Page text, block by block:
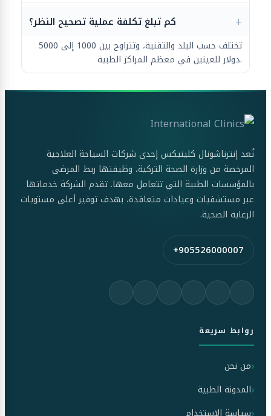
كم تبلغ تكلفة عملية تصحيح النظر؟
تختلف حسب البلد والتقنية، وتتراوح بين 1000 إلى 5000
دولار للعينين في معظم المراكز الطبية.
تُعد إنترناشونال كلينيكس إحدى شركات السياحة العلاجية
المرخصة من وزارة الصحة التركية، وظيفتها ربط المرضى
بالمؤسسات الطبية التي تتعامل معها. تقدم الشركة خدماتها
عبر مستشفيات وعيادات متعاقدة، بهدف توفير أعلى مستويات
الرعاية الصحية.
+905526000007
روابط سريعة
من نحن
المدونة الطبية